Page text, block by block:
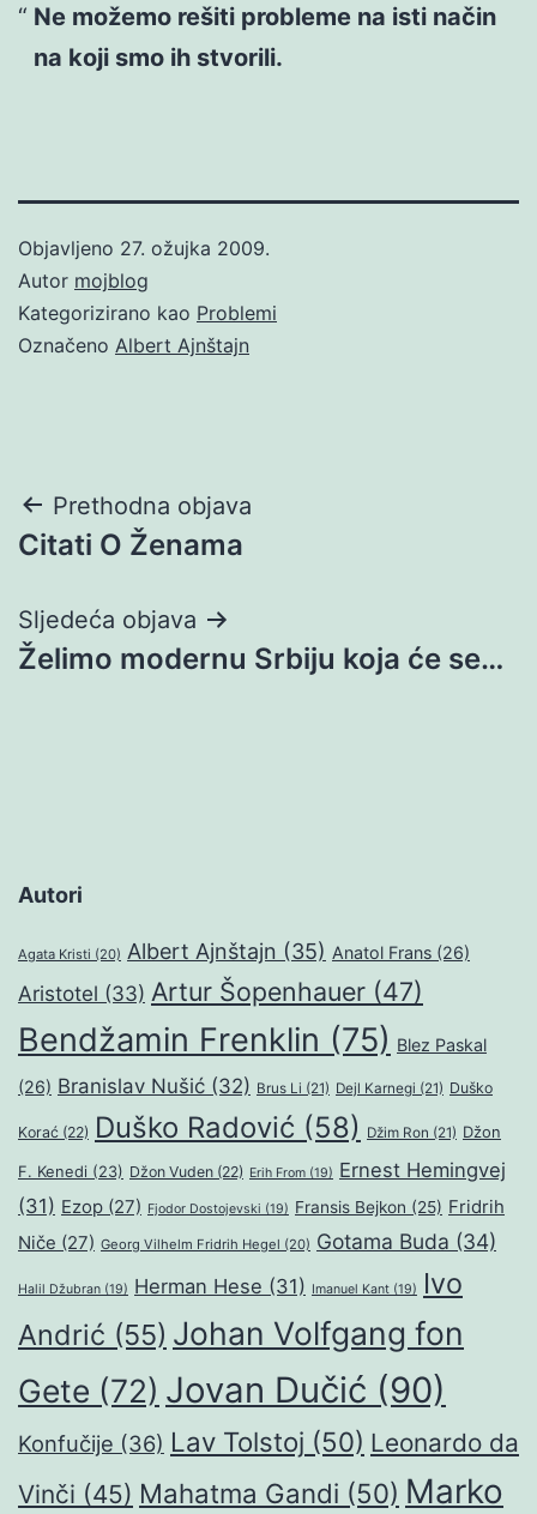
Ne možemo rešiti probleme na isti način
na koji smo ih stvorili.
Objavljeno 27. ožujka 2009.
Autor mojblog
Kategorizirano kao Problemi
Označeno Albert Ajnštajn
Navigacija
objava
Prethodna objava
Citati O Ženama
Sljedeća objava
Želimo modernu Srbiju koja će se…
Autori
Agata Kristi (20) Albert Ajnštajn (35) Anatol Frans (26)
Aristotel (33) Artur Šopenhauer (47)
Bendžamin Frenklin (75) Blez Paskal
(26) Branislav Nušić (32) Brus Li (21) Dejl Karnegi (21) Duško
Korać (22) Duško Radović (58) Džim Ron (21) Džon
F. Kenedi (23) Džon Vuden (22) Erih From (19) Ernest Hemingvej
(31) Ezop (27) Fjodor Dostojevski (19) Fransis Bejkon (25) Fridrih
Niče (27) Georg Vilhelm Fridrih Hegel (20) Gotama Buda (34)
Halil Džubran (19) Herman Hese (31) Imanuel Kant (19)
Ivo
Andrić (55) Johan Volfgang fon
Gete (72) Jovan Dučić (90)
Konfučije (36) Lav Tolstoj (50) Leonardo da
Vinči (45) Mahatma Gandi (50) Marko